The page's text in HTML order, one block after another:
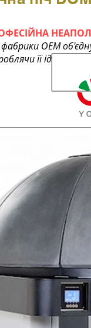
фабрики OEM
її